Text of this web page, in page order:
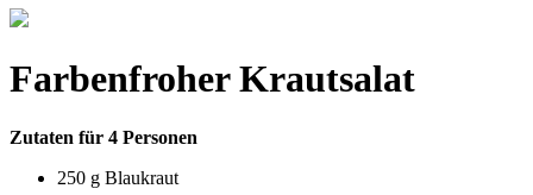
Farbenfroher Krautsalat
Zutaten für 4 Personen
250 g Blaukraut